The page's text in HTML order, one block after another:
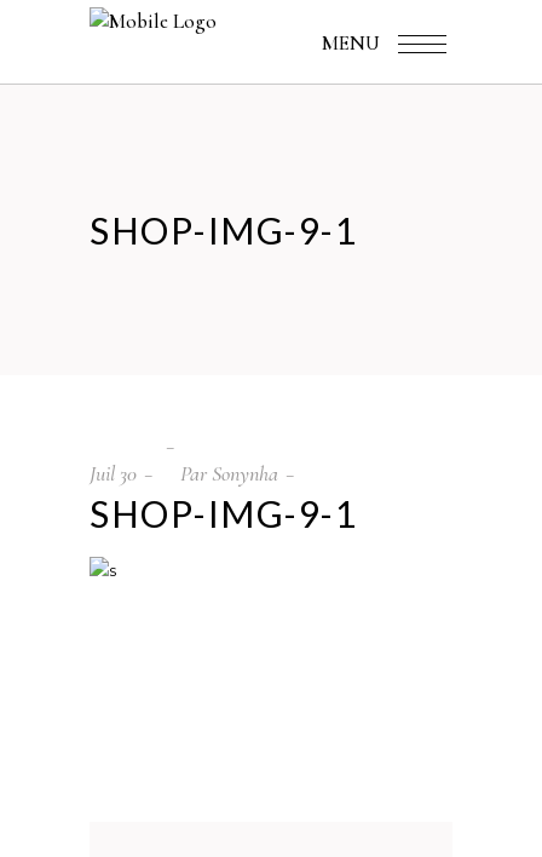
MENU
SHOP-IMG-9-1
Juil 30 Par Sonynha
SHOP-IMG-9-1